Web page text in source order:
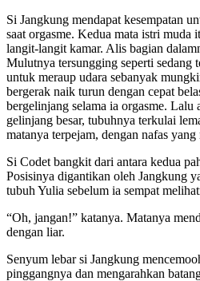
Si Jangkung mendapat kesempatan
saat orgasme. Kedua mata istri muda
langit-langit kamar. Alis bagian
Mulutnya tersungging seperti sedang
untuk meraup udara sebanyak
bergerak naik turun dengan cepat
bergelinjang selama ia orgasme. Lalu
gelinjang besar, tubuhnya terkulai
matanya terpejam, dengan nafas yang
Si Codet bangkit dari antara kedua
Posisinya digantikan oleh Jangkung
tubuh Yulia sebelum ia sempat
“Oh, jangan!” katanya. Matanya
dengan liar.
Senyum lebar si Jangkung
pinggangnya dan mengarahkan